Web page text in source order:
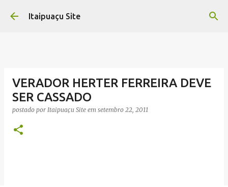
Pular para o conteúdo principal
Itaipuaçu Site
VERADOR HERTER FERREIRA DEVE
SER CASSADO
postado por Itaipuaçu Site em setembro 22, 2011